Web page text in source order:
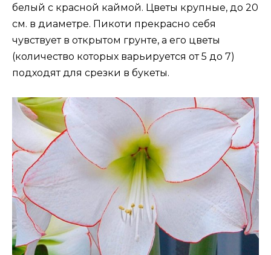
белый с красной каймой. Цветы крупные, до 20
см. в диаметре. Пикоти прекрасно себя
чувствует в открытом грунте, а его цветы
(количество которых варьируется от 5 до 7)
подходят для срезки в букеты.